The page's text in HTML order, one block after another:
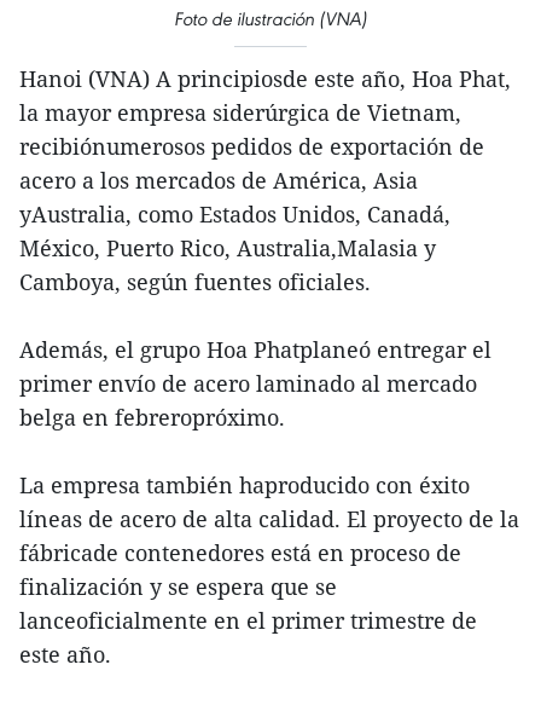
Foto de ilustración (VNA)
Hanoi (VNA) A principiosde este año, Hoa Phat,
la mayor empresa siderúrgica de Vietnam,
recibiónumerosos pedidos de exportación de
acero a los mercados de América, Asia
yAustralia, como Estados Unidos, Canadá,
México, Puerto Rico, Australia,Malasia y
Camboya, según fuentes oficiales.
Además, el grupo Hoa Phatplaneó entregar el
primer envío de acero laminado al mercado
belga en febreropróximo.
La empresa también haproducido con éxito
líneas de acero de alta calidad. El proyecto de la
fábricade contenedores está en proceso de
finalización y se espera que se
lanceoficialmente en el primer trimestre de
este año.